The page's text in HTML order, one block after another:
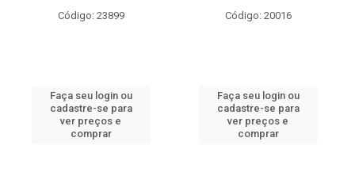
Código: 23899
Faça seu login ou
cadastre-se para
ver preços e
comprar
Código: 20016
Faça seu login ou
cadastre-se para
ver preços e
comprar